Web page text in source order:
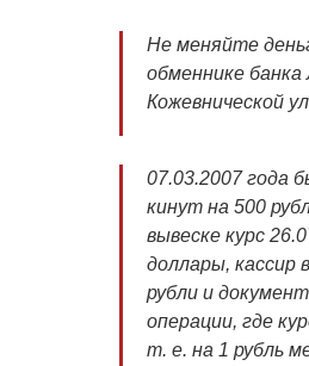
Не меняйте
обменнике
Кожевнической
07.03.2007года
кинут на 500
вывеске курс
доллары, кассир
рубли и
операции, где
т. е. на 1 рубль